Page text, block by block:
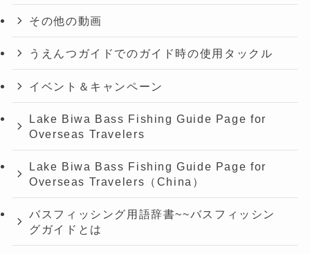
その他の動画
うえんつガイドでのガイド時の使用タックル
イベント＆キャンペーン
Lake Biwa Bass Fishing Guide Page for
Overseas Travelers
Lake Biwa Bass Fishing Guide Page for
Overseas Travelers（China）
バスフィッシング用語辞書~~バスフィッシン
グガイドとは